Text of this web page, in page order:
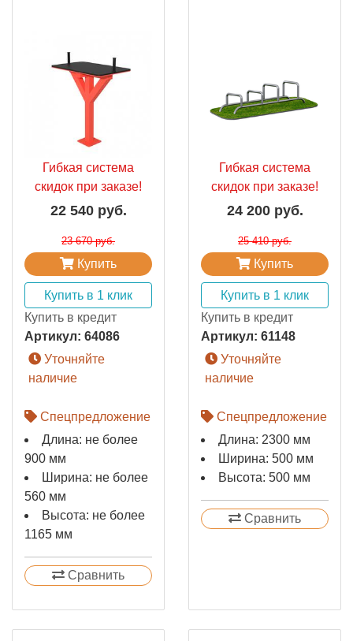
Гибкая система
скидок при заказе!
22 540 руб.
23 670 руб.
Купить
Купить в 1 клик
Купить в кредит
Артикул: 64086
Уточняйте
наличие
Спецпредложение
Длина: не более
900 мм
Ширина: не более
560 мм
Высота: не более
1165 мм
Сравнить
Гибкая система
скидок при заказе!
24 200 руб.
25 410 руб.
Купить
Купить в 1 клик
Купить в кредит
Артикул: 61148
Уточняйте
наличие
Спецпредложение
Длина: 2300 мм
Ширина: 500 мм
Высота: 500 мм
Сравнить